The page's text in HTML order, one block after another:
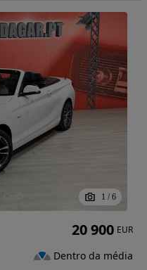
1 / 6
20 900 EUR
Dentro da média